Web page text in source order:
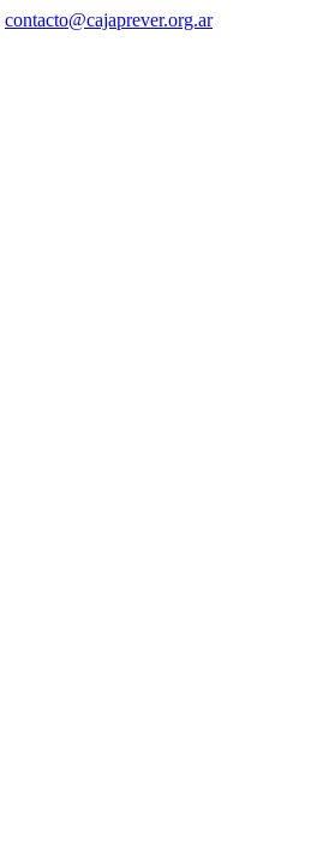
contacto@cajaprever.org.ar